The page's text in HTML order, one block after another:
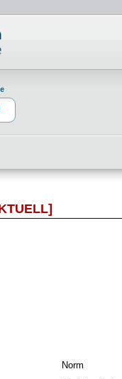
Norm